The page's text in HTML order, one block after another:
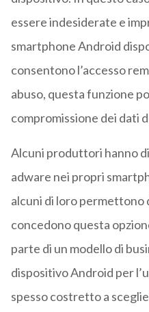
essere indesiderate e
smartphone Android
consentono l’accesso
abuso, questa funzione
compromissione dei dati
Alcuni produttori hanno
adware nei propri
alcuni di loro permettono
concedono questa
parte di un modello di
dispositivo Android per
spesso costretto a